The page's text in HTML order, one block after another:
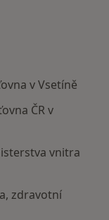
v Vsetíně
ČR v
vnitra
zdravotní